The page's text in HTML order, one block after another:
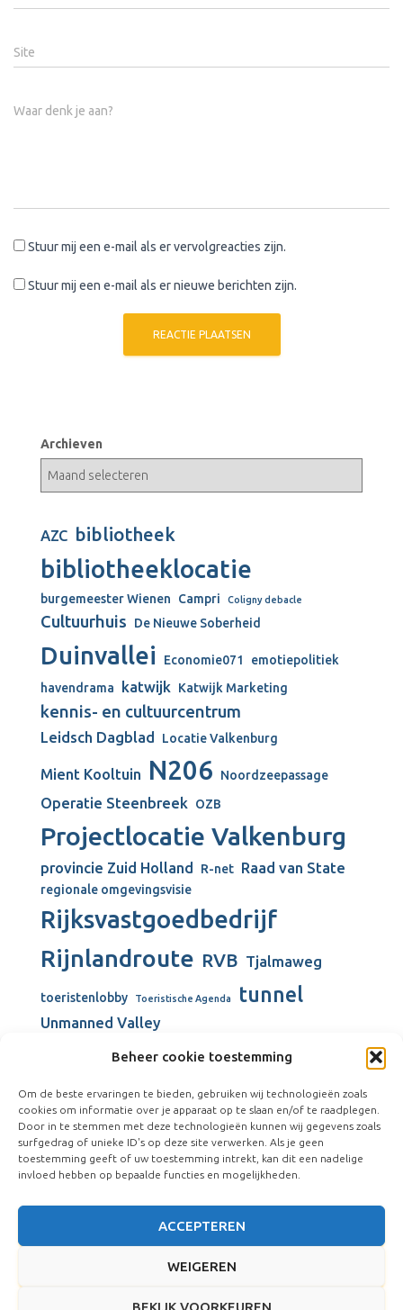
Beheer cookie toestemming
Om de beste ervaringen te bieden, gebruiken wij technologieën zoals
cookies om informatie over je apparaat op te slaan en/of te raadplegen.
Door in te stemmen met deze technologieën kunnen wij gegevens zoals
surfgedrag of unieke ID's op deze site verwerken. Als je geen
toestemming geeft of uw toestemming intrekt, kan dit een nadelige
invloed hebben op bepaalde functies en mogelijkheden.
ACCEPTEREN
WEIGEREN
BEKIJK VOORKEUREN
Site
Waar denk je aan?
Stuur mij een e-mail als er vervolgreacties zijn.
Stuur mij een e-mail als er nieuwe berichten zijn.
Archieven
AZC bibliotheek
bibliotheeklocatie
burgemeester Wienen Campri Coligny debacle
Cultuurhuis De Nieuwe Soberheid
Duinvallei Economie071
emotiepolitiek
havendrama
katwijk Katwijk Marketing
kennis- en cultuurcentrum
Leidsch Dagblad Locatie Valkenburg
Mient Kooltuin N206 Noordzeepassage
Operatie Steenbreek OZB
Projectlocatie Valkenburg
provincie Zuid Holland R-net Raad van State
regionale omgevingsvisie
Rijksvastgoedbedrijf
Rijnlandroute RVB Tjalmaweg
toeristenlobby Toeristische Agenda tunnel
Unmanned Valley
Unmanned Valley Valkenburg
Valkenhorst verbouw gemeentehuis
Visserijschool Vliegkamp Valkenburg
Vliegveld Valkenburg Wienen-tijdperk windmolens